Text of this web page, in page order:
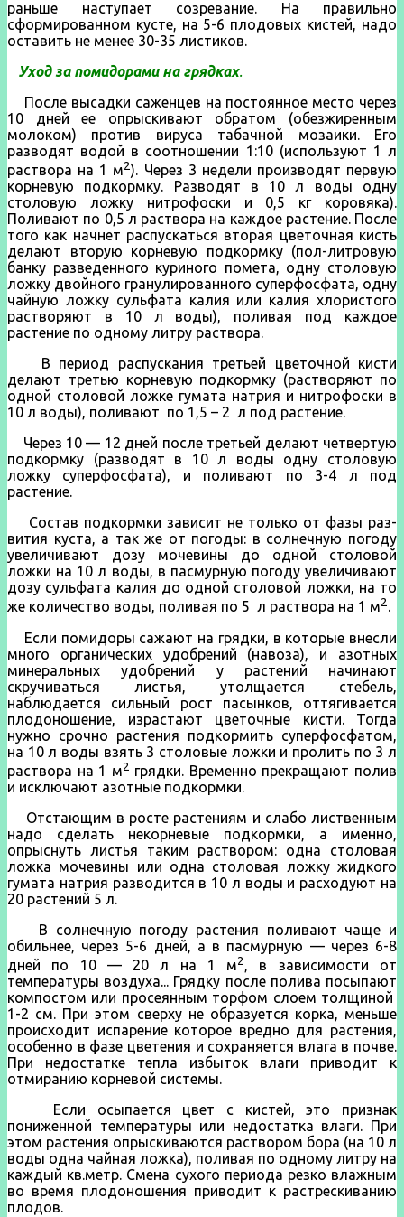
раньше наступает созревание. На правильно
сформированном кусте, на 5-6 плодовых кистей, надо
оставить не менее 30-35 листиков.
Уход за помидорами на грядках.
После высад­ки саженцев на постоянное место через
10 дней ее опрыскивают обратом (обезжиренным
молоком) про­тив вируса табачной мозаики. Его
разводят водой в соотношении 1:10 (используют 1 л
раствора на 1 м2). Через 3 недели производят первую
корневую подкормку. Разводят в 10 л воды одну
столовую ложку нитрофоски и 0,5 кг коровяка).
Поливают по 0,5 л ра­створа на каждое растение. После
того как начнет распускаться вторая цветочная кисть
делают вторую корневую подкормку (пол-литровую
банку разведенного куриного помета, одну столовую
ложку двойного гранулированного суперфосфа­та, одну
чайную ложку сульфата калия или калия хлористого
растворяют в 10 л воды), поливая под каждое
растение по одному литру раствора.
В период распуска­ния третьей цветочной кисти
делают третью корневую подкормку (растворяют по
одной сто­ловой ложке гумата натрия и нитрофоски в
10 л воды), поливают по 1,5 – 2 л под растение.
Через 10 — 12 дней после тре­тьей делают четвертую
подкормку (разводят в 10 л воды одну столовую
ложку суперфосфата), и поливают по 3-4 л под
растение.
Состав подкормки зависит не только от фазы раз­
вития куста, а так же от погоды: в солнечную погоду
увеличивают дозу мочевины до одной сто­ловой
ложки на 10 л воды, в пасмурную погоду увеличи­вают
дозу сульфата калия до одной столовой ложки, на то
же количество воды, поливая по 5 л раствора на 1 м2.
Если помидоры сажают на грядки, в которые вне­сли
много органических удобрений (навоза), и азот­ных
минеральных удобрений у растений начинают
скручиваться листья, утолщается стебель,
наблюдается сильный рост пасын­ков, оттягивается
плодоношение, израстают цветочные кис­ти. Тогда
нужно срочно растения подкормить суперфосфатом,
на 10 л воды взять 3 столовые ложки и пролить по 3 л
раствора на 1 м2 грядки. Временно прекращают полив
и исключают азотные подкормки.
Отстающим в росте растениям и слабо лиственным
надо сделать некорневые подкормки, а именно,
опрыснуть листья таким раствором: одна столовая
ложка мо­чевины или одна столовая ложку жидкого
гумата натрия разводится в 10 л воды и расходуют на
20 растений 5 л.
В солнечную погоду растения поливают чаще и
обильнее, через 5-6 дней, а в пасмурную — через 6-8
дней по 10 — 20 л на 1 м2 , в зависимости от
температуры воздуха... Грядку после поли­ва посыпают
компостом или просеянным торфом сло­ем толщиной
1-2 см. При этом сверху не образуется корка, меньше
происходит испарение которое вредно для растения,
особенно в фазе цветения и сохраняется влага в почве.
При недо­статке тепла избыток влаги приводит к
отмиранию корневой системы.
Если осыпается цвет с кистей, это признак
пониженной температуры или не­достатка влаги. При
этом расте­ния опрыскиваются раствором бора (на 10 л
воды одна чайная ложка), поливая по одному литру на
каждый кв.метр. Смена сухого периода резко влажным
во время плодоношения приводит к растрескива­нию
плодов.